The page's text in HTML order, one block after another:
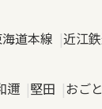
道本線 近江
邇 堅田 おご